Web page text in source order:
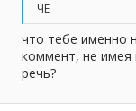
ЧЕ
что тебе именно
коммент, не имея
речь?